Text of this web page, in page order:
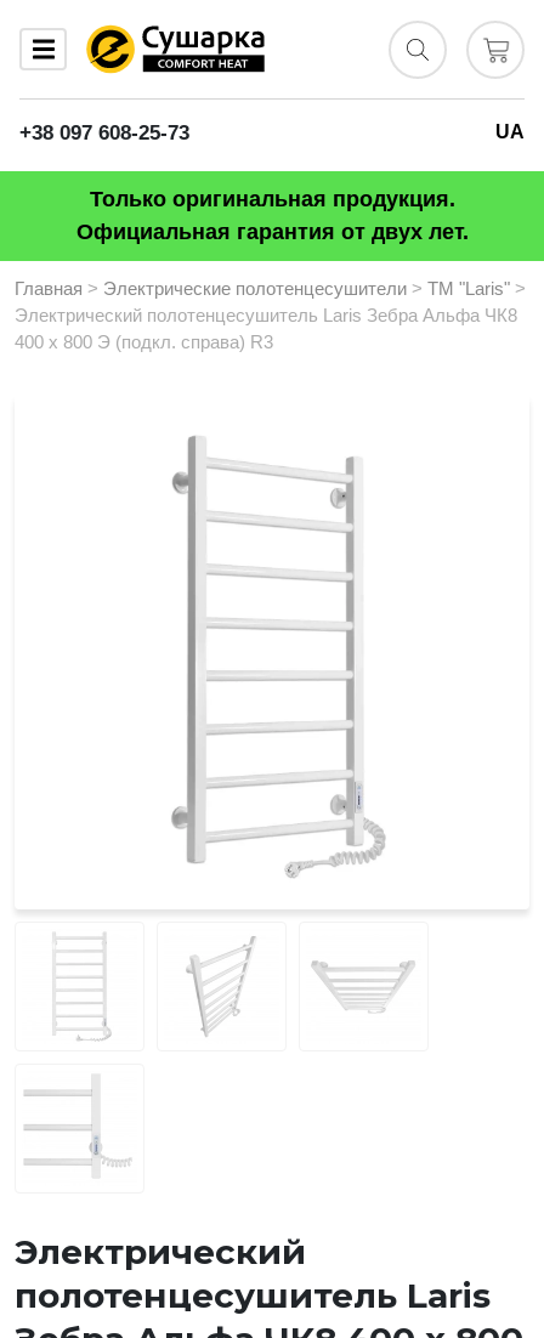
+38 097 608-25-73 UA
Только оригинальная продукция.
Официальная гарантия от двух лет.
Главная > Электрические полотенцесушители > ТМ "Laris" >
Электрический полотенцесушитель Laris Зебра Альфа ЧК8
400 х 800 Э (подкл. справа) R3
Электрический
полотенцесушитель Laris